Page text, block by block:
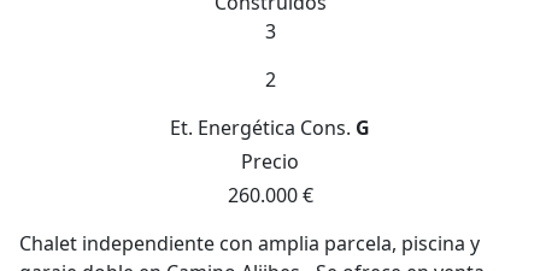
3
2
Et. Energética Cons. G
Precio
260.000 €
Chalet independiente con amplia parcela, piscina y